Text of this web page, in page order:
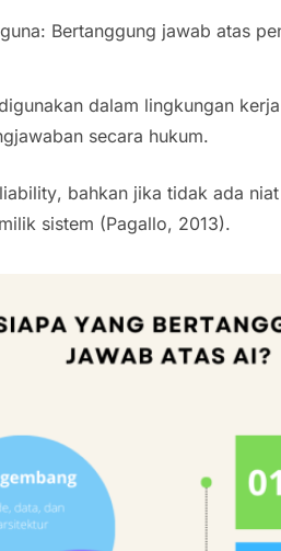
Bertanggung jawab atas
dalam lingkungan
secara hukum.
, bahkan jika tidak ada
sistem (Pagallo, 2013).